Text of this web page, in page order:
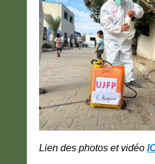
Lien des photos et vidéo